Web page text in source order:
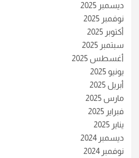
ديسمبر 2025
نوفمبر 2025
أكتوبر 2025
سبتمبر 2025
أغسطس 2025
يونيو 2025
أبريل 2025
مارس 2025
فبراير 2025
يناير 2025
ديسمبر 2024
نوفمبر 2024